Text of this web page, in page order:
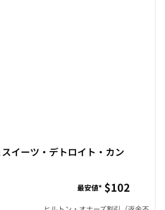
スイーツ・デトロイト・カン
最安値* $102